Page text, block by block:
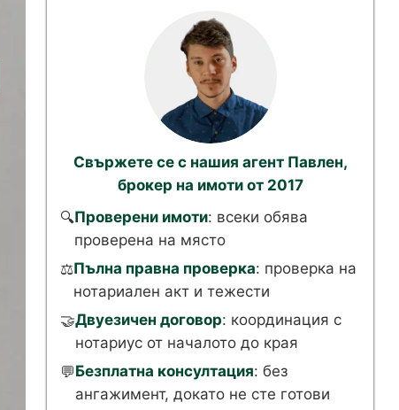
Свържете се с нашия агент Павлен,
брокер на имоти от 2017
🔍Проверени имоти: всеки обява
проверена на място
⚖️Пълна правна проверка: проверка на
нотариален акт и тежести
🤝Двуезичен договор: координация с
нотариус от началото до края
💬Безплатна консултация: без
ангажимент, докато не сте готови